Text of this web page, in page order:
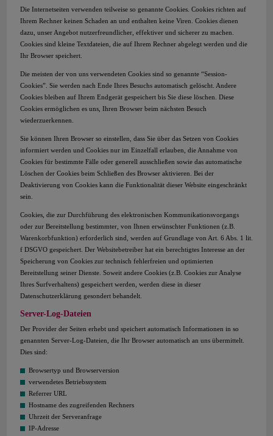
Die Internetseiten verwenden teilweise so genannte Cookies. Cookies richten auf
Ihrem Rechner keinen Schaden an und enthalten keine Viren. Cookies dienen
dazu, unser Angebot nutzerfreundlicher, effektiver und sicherer zu machen.
Cookies sind kleine Textdateien, die auf Ihrem Rechner abgelegt werden und die
Ihr Browser speichert.
Die meisten der von uns verwendeten Cookies sind so genannte “Session-
Cookies”. Sie werden nach Ende Ihres Besuchs automatisch gelöscht. Andere
Cookies bleiben auf Ihrem Endgerät gespeichert bis Sie diese löschen. Diese
Cookies ermöglichen es uns, Ihren Browser beim nächsten Besuch
wiederzuerkennen.
Sie können Ihren Browser so einstellen, dass Sie über das Setzen von Cookies
informiert werden und Cookies nur im Einzelfall erlauben, die Annahme von
Cookies für bestimmte Fälle oder generell ausschließen sowie das automatische
Löschen der Cookies beim Schließen des Browser aktivieren. Bei der
Deaktivierung von Cookies kann die Funktionalität dieser Website eingeschränkt
sein.
Cookies, die zur Durchführung des elektronischen Kommunikationsvorgangs
oder zur Bereitstellung bestimmter, von Ihnen erwünschter Funktionen (z.B.
Warenkorbfunktion) erforderlich sind, werden auf Grundlage von Art. 6 Abs. 1 lit.
f DSGVO gespeichert. Der Websitebetreiber hat ein berechtigtes Interesse an der
Speicherung von Cookies zur technisch fehlerfreien und optimierten
Bereitstellung seiner Dienste. Soweit andere Cookies (z.B. Cookies zur Analyse
Ihres Surfverhaltens) gespeichert werden, werden diese in dieser
Datenschutzerklärung gesondert behandelt.
Server-Log-Dateien
Der Provider der Seiten erhebt und speichert automatisch Informationen in so
genannten Server-Log-Dateien, die Ihr Browser automatisch an uns übermittelt.
Dies sind:
Browsertyp und Browserversion
verwendetes Betriebssystem
Referrer URL
Hostname des zugreifenden Rechners
Uhrzeit der Serveranfrage
IP-Adresse